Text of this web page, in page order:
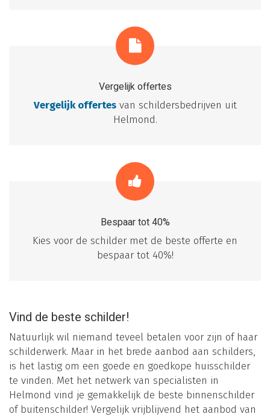
Vergelijk offertes
Vergelijk offertesvan schildersbedrijven uit
Helmond.
Bespaar tot 40%
Kies voor de schilder met de beste offerte en
bespaar tot 40%!
Vind de beste schilder!
Natuurlijk wil niemand teveel betalen voor zijn of haar
schilderwerk. Maar in het brede aanbod aan schilders,
is het lastig om een goede en goedkope huisschilder
te vinden. Met het netwerk van specialisten in
Helmond vind je gemakkelijk de beste binnenschilder
of buitenschilder! Vergelijk vrijblijvend het aanbod van